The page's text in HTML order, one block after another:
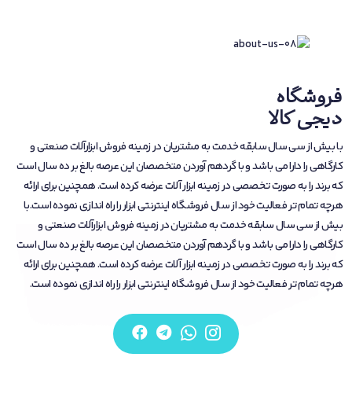
فروشگاه
دیجی کالا
با بیش از سی سال سابقه خدمت به مشتریان در زمینه فروش ابزارآلات صنعتی و
کارگاهی را دارا می باشد و با گردهم آوردن متخصصان این عرصه بالغ بر ده سال است
که برند را به صورت تخصصی در زمینه ابزار آلات عرضه کرده است. همچنین برای ارائه
هرچه تمام تر فعالیت خود از سال فروشگاه اینترنتی ابزار را راه اندازی نموده است.با
بیش از سی سال سابقه خدمت به مشتریان در زمینه فروش ابزارآلات صنعتی و
کارگاهی را دارا می باشد و با گردهم آوردن متخصصان این عرصه بالغ بر ده سال است
که برند را به صورت تخصصی در زمینه ابزار آلات عرضه کرده است. همچنین برای ارائه
هرچه تمام تر فعالیت خود از سال فروشگاه اینترنتی ابزار را راه اندازی نموده است.